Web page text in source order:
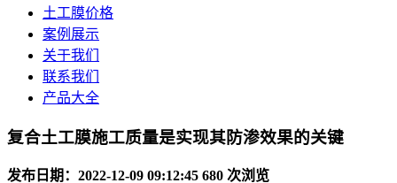
土工膜价格
案例展示
关于我们
联系我们
产品大全
复合土工膜施工质量是实现其防渗效果的关键
发布日期：2022-12-09 09:12:45 680 次浏览